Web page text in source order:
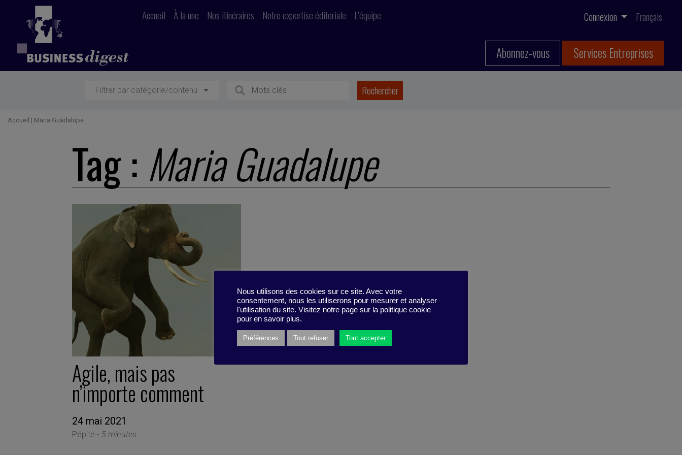
Accueil À la une Nos itinéraires Notre expertise éditoriale L’équipe Connexion Français
Abonnez-vous Services Entreprises
Filtrer par catégorie/contenu
Accueil | Maria Guadalupe
Tag : Maria Guadalupe
Agile, mais pas
n’importe comment
24 mai 2021
Pépite - 5 minutes
Nous utilisons des cookies sur ce site. Avec votre
consentement, nous les utiliserons pour mesurer et analyser
l'utilisation du site. Visitez notre page sur la politique cookie
pour en savoir plus.
Préférences Tout refuser Tout accepter